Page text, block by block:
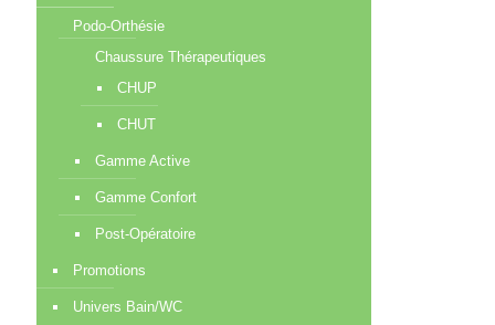
Podo-Orthésie
Chaussure Thérapeutiques
CHUP
CHUT
Gamme Active
Gamme Confort
Post-Opératoire
Promotions
Univers Bain/WC